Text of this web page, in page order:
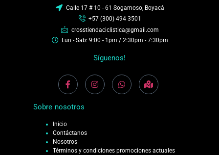
Calle 17 # 10 - 61 Sogamoso, Boyacá
+57 (300) 494 3501
crosstiendaciclistica@gmail.com
Lun - Sab: 9:00 - 1pm / 2:30pm - 7:30pm
Síguenos!
Sobre nosotros
Inicio
Contáctanos
Nosotros
Términos y condiciones promociones actuales